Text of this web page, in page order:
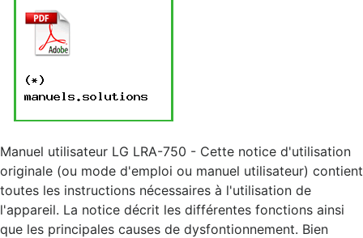
Manuel utilisateur LG LRA-750 - Cette notice d'utilisation
originale (ou mode d'emploi ou manuel utilisateur) contient
toutes les instructions nécessaires à l'utilisation de
l'appareil. La notice décrit les différentes fonctions ainsi
que les principales causes de dysfontionnement. Bien